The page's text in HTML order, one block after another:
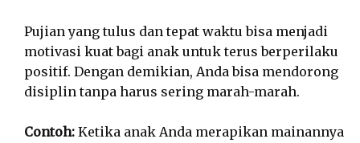
Pujian yang tulus dan tepat waktu bisa menjadi
motivasi kuat bagi anak untuk terus berperilaku
positif. Dengan demikian, Anda bisa mendorong
disiplin tanpa harus sering marah-marah.
Contoh: Ketika anak Anda merapikan mainannya